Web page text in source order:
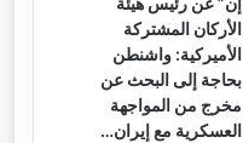
u
b
e
ر
ا
م
الأركان المشتركة
الأميركية: واشنطن
بحاجة إلى البحث عن
مخرج من المواجهة
العسكرية مع إيران…